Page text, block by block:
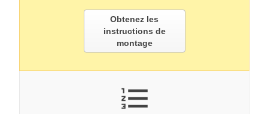
Obtenez les
instructions de
montage